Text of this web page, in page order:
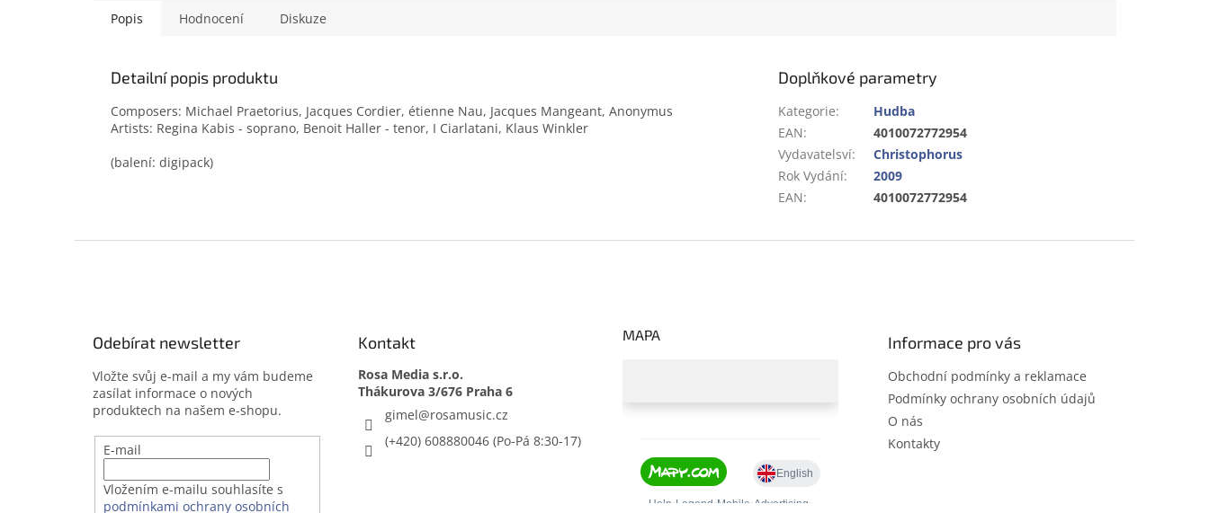
Popis Hodnocení Diskuze
Detailní popis produktu
Composers: Michael Praetorius, Jacques Cordier, étienne Nau, Jacques Mangeant, Anonymus
Artists: Regina Kabis - soprano, Benoit Haller - tenor, I Ciarlatani, Klaus Winkler
(balení: digipack)
Doplňkové parametry
Kategorie:
Hudba
EAN:
4010072772954
Vydavatelsví:
Christophorus
Rok Vydání:
2009
EAN: 4010072772954
Odebírat newsletter
Vložte svůj e-mail a my vám budeme
zasílat informace o nových
produktech na našem e-shopu.
E-mail
Vložením e-mailu souhlasíte s
podmínkami ochrany osobních
Kontakt
Rosa Media s.r.o.
gimel@rosamusic.cz
(+420) 608880046
MAPA Informace pro vás
Obchodní podmínky a reklamace
Podmínky ochrany osobních údajů
O nás
Kontakty